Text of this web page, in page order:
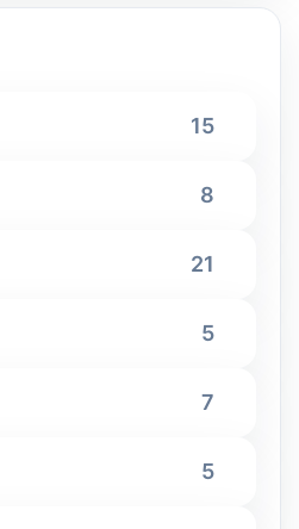
15
8
21
5
7
5